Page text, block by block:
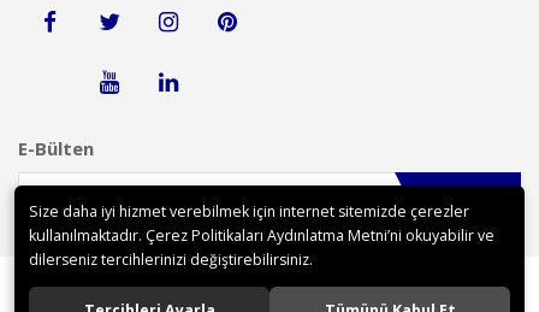
E-Bülten
Size daha iyi hizmet verebilmek için internet sitemizde çerezler
kullanılmaktadır. Çerez Politikaları Aydınlatma Metni’ni okuyabilir ve
dilerseniz tercihlerinizi değiştirebilirsiniz.